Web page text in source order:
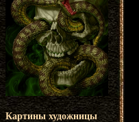
Картины художницы